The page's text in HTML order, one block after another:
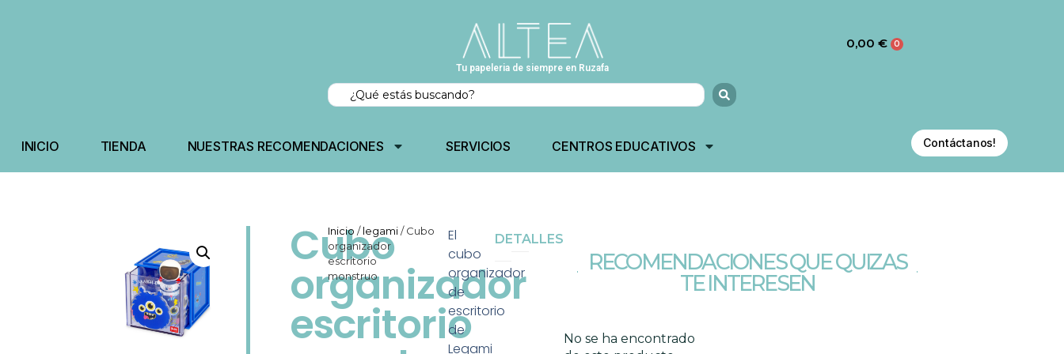
0,00 € 0
Tu papeleria de siempre en Ruzafa
INICIO TIENDA NUESTRAS RECOMENDACIONES SERVICIOS CENTROS EDUCATIVOS Contáctanos!
Cubo
organizador
escritorio
Inicio /legami/ Cubo
organizador
escritorio
monstruo
El
cubo
organizador
de
escritorio
de
Legami
DETALLES
RECOMENDACIONES QUE QUIZAS
TE INTERESEN
No se ha encontrado